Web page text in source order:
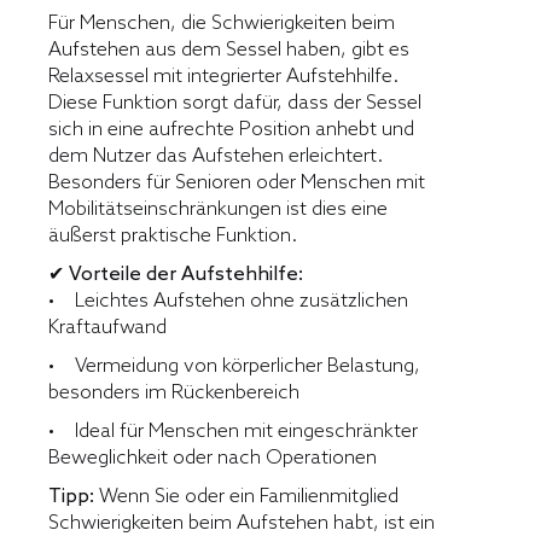
Für Menschen, die Schwierigkeiten beim
Aufstehen aus dem Sessel haben, gibt es
Relaxsessel mit integrierter Aufstehhilfe.
Diese Funktion sorgt dafür, dass der Sessel
sich in eine aufrechte Position anhebt und
dem Nutzer das Aufstehen erleichtert.
Besonders für Senioren oder Menschen mit
Mobilitätseinschränkungen ist dies eine
äußerst praktische Funktion.
✔ Vorteile der Aufstehhilfe:
• Leichtes Aufstehen ohne zusätzlichen
Kraftaufwand
• Vermeidung von körperlicher Belastung,
besonders im Rückenbereich
• Ideal für Menschen mit eingeschränkter
Beweglichkeit oder nach Operationen
Tipp: Wenn Sie oder ein Familienmitglied
Schwierigkeiten beim Aufstehen habt, ist ein